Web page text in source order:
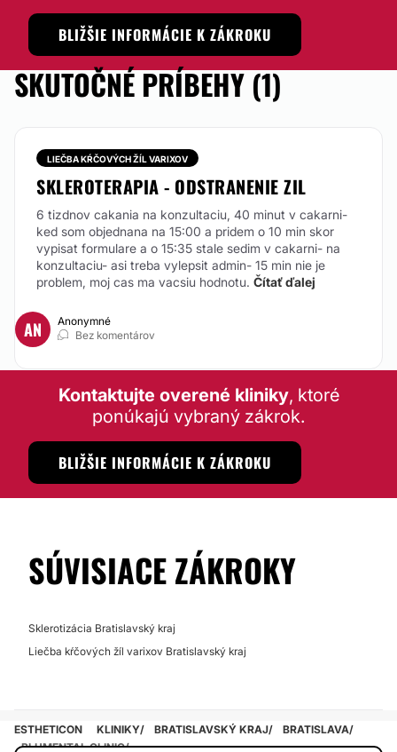
BLIŽŠIE INFORMÁCIE K ZÁKROKU
SKUTOČNÉ PRÍBEHY (1)
LIEČBA KŔČOVÝCH ŽÍL VARIXOV
SKLEROTERAPIA - ODSTRANENIE ZIL
6 tizdnov cakania na konzultaciu, 40 minut v cakarni-
ked som objednana na 15:00 a pridem o 10 min skor
vypisat formulare a o 15:35 stale sedim v cakarni- na
konzultaciu- asi treba vylepsit admin- 15 min nie je
problem, moj cas ma vacsiu hodnotu. Čítať ďalej
AN
Anonymné
Bez komentárov
Kontaktujte overené kliniky, ktoré
ponúkajú vybraný zákrok.
BLIŽŠIE INFORMÁCIE K ZÁKROKU
SÚVISIACE ZÁKROKY
Sklerotizácia Bratislavský kraj
Liečba kŕčových žíl varixov Bratislavský kraj
ESTHETICON KLINIKY BRATISLAVSKÝ KRAJ
BRATISLAVA
BLUMENTAL CLINIC